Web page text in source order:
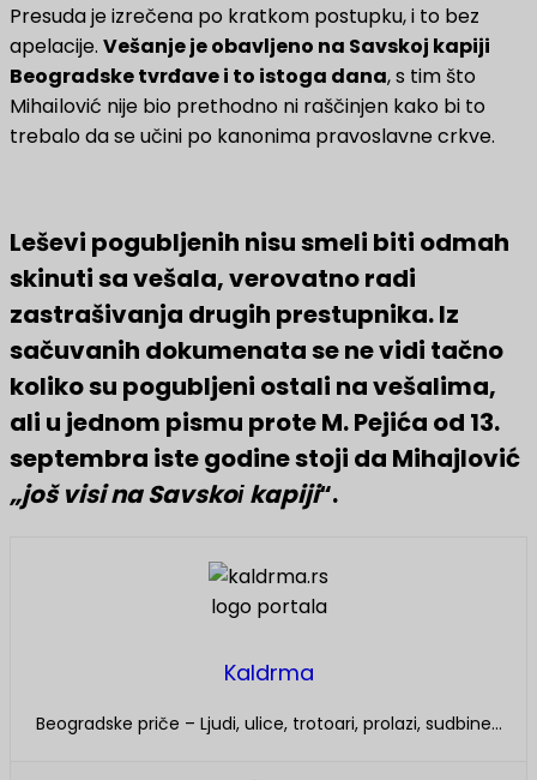
Presuda je izrečena po kratkom postupku, i to bez
apelacije. Vešanje je obavljeno na Savskoj kapiji
Beogradske tvrđave i to istoga dana, s tim što
Mihaіlović nije bio prethodno ni raščinjen kako bi to
trebalo da se učini po kanonima pravoslavne crkve.
Leševi pogubljenih nisu smeli biti odmah
skinuti sa vešala, verovatno radi
zastrašivanja drugih prestupnika. Iz
sačuvanih dokumenata se ne vidi tačno
koliko su pogubljeni ostali na vešalima,
ali u jednom pismu prote M. Pejića od 13.
septembra iste godine stoji da Mihajlović
„još visi na Savskoі kapiji“.
Kaldrma
Beogradske priče – Ljudi, ulice, trotoari, prolazi, sudbine…